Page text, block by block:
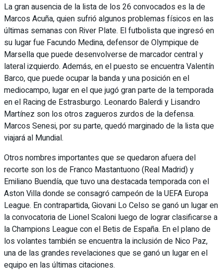
La gran ausencia de la lista de los 26 convocados es la de
Marcos Acuña, quien sufrió algunos problemas físicos en las
últimas semanas con River Plate. El futbolista que ingresó en
su lugar fue Facundo Medina, defensor de Olympique de
Marsella que puede desenvolverse de marcador central y
lateral izquierdo. Además, en el puesto se encuentra Valentín
Barco, que puede ocupar la banda y una posición en el
mediocampo, lugar en el que jugó gran parte de la temporada
en el Racing de Estrasburgo. Leonardo Balerdi y Lisandro
Martínez son los otros zagueros zurdos de la defensa.
Marcos Senesi, por su parte, quedó marginado de la lista que
viajará al Mundial.
Otros nombres importantes que se quedaron afuera del
recorte son los de Franco Mastantuono (Real Madrid) y
Emiliano Buendía, que tuvo una destacada temporada con el
Aston Villa donde se consagró campeón de la UEFA Europa
League. En contrapartida, Giovani Lo Celso se ganó un lugar en
la convocatoria de Lionel Scaloni luego de lograr clasificarse a
la Champions League con el Betis de España. En el plano de
los volantes también se encuentra la inclusión de Nico Paz,
una de las grandes revelaciones que se ganó un lugar en el
equipo en las últimas citaciones.